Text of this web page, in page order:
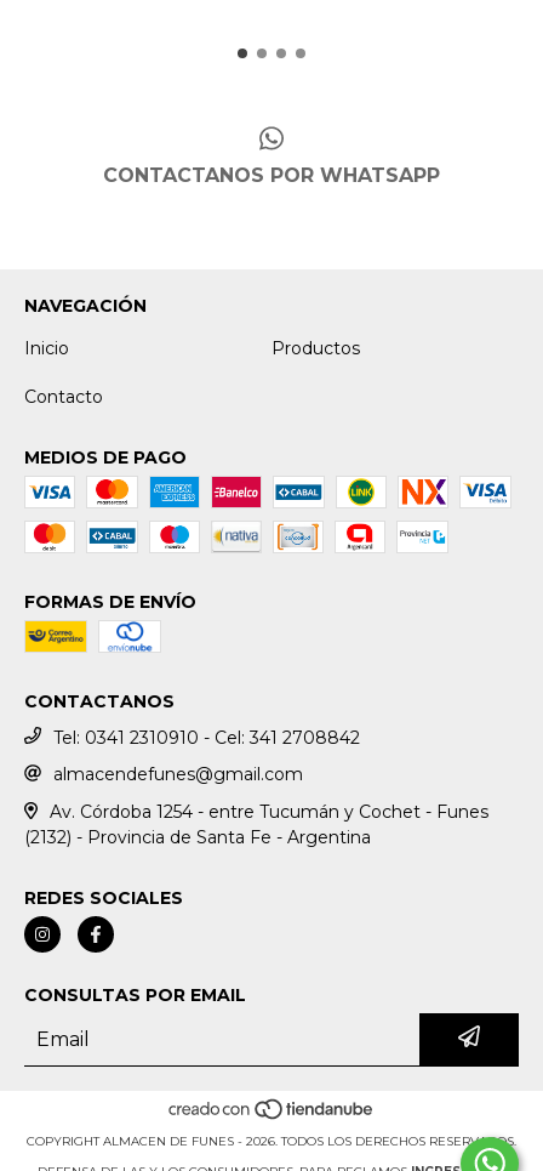
CONTACTANOS POR WHATSAPP
NAVEGACIÓN
Inicio
Productos
Contacto
MEDIOS DE PAGO
FORMAS DE ENVÍO
CONTACTANOS
Tel: 0341 2310910 - Cel: 341 2708842
almacendefunes@gmail.com
Av. Córdoba 1254 - entre Tucumán y Cochet - Funes
(2132) - Provincia de Santa Fe - Argentina
REDES SOCIALES
CONSULTAS POR EMAIL
COPYRIGHT ALMACEN DE FUNES - 2026. TODOS LOS DERECHOS RESERVADOS.